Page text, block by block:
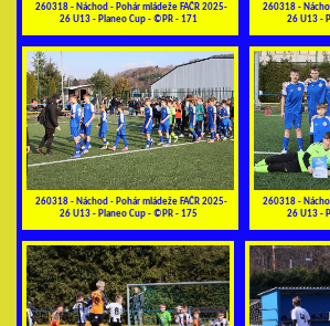
260318 - Náchod - Pohár mládeže FAČR 2025-
26 U13 - Planeo Cup - ©PR - 171
260318 -
26 U13 -
260318 - Náchod - Pohár mládeže FAČR 2025-
26 U13 - Planeo Cup - ©PR - 175
260318 -
26 U13 -